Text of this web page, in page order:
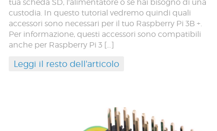
tua scheda SD, l'alimentatore o se hai bisogno di una
custodia. In questo tutorial vedremo quindi quali
accessori sono necessari per il tuo Raspberry Pi 3B +.
Per informazione, questi accessori sono compatibili
anche per Raspberry Pi 3 […]
Leggi il resto dell'articolo